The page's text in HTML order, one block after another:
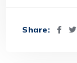
Share: